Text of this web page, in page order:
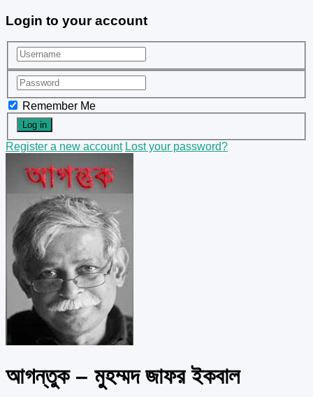
Login to your account
Remember Me
Register a new account Lost your password?
আগন্তুক – মুহম্মদ জাফর ইকবাল